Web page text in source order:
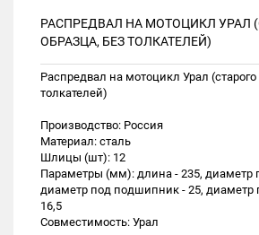
РАСПРЕДВАЛ НА МОТОЦИКЛ УРАЛ
ОБРАЗЦА, БЕЗ ТОЛКАТЕЛЕЙ)
Распредвал на мотоцикл Урал (старого
толкателей)
Производство: Россия
Материал: сталь
Шлицы (шт): 12
Параметры (мм): длина - 235, диаметр
диаметр под подшипник - 25,
16,5
Совместимость: Урал